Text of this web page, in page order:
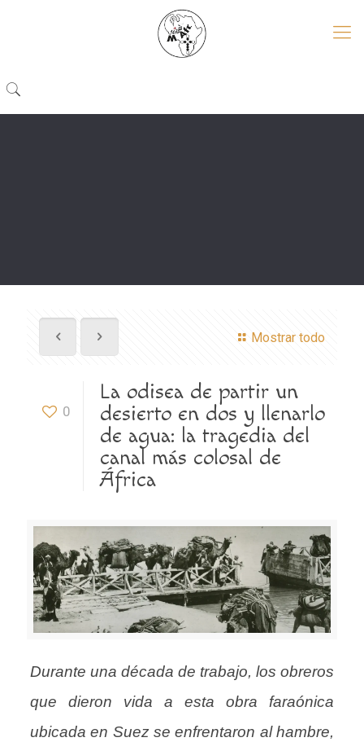
Mostrar todo
0
La odisea de partir un
desierto en dos y llenarlo
de agua: la tragedia del
canal más colosal de
África
Durante una década de trabajo, los obreros
que dieron vida a esta obra faraónica
ubicada en Suez se enfrentaron al hambre,